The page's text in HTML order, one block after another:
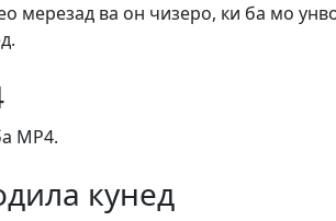
мерезад ва он чизеро, ки ба мо
MP4.
кунед